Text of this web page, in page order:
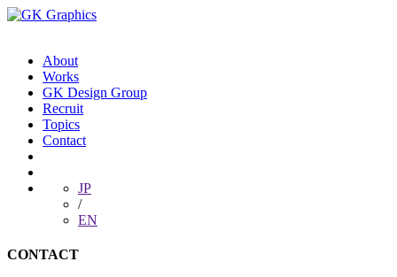
About
Works
GK Design Group
Recruit
Topics
Contact
JP
/
EN
CONTACT